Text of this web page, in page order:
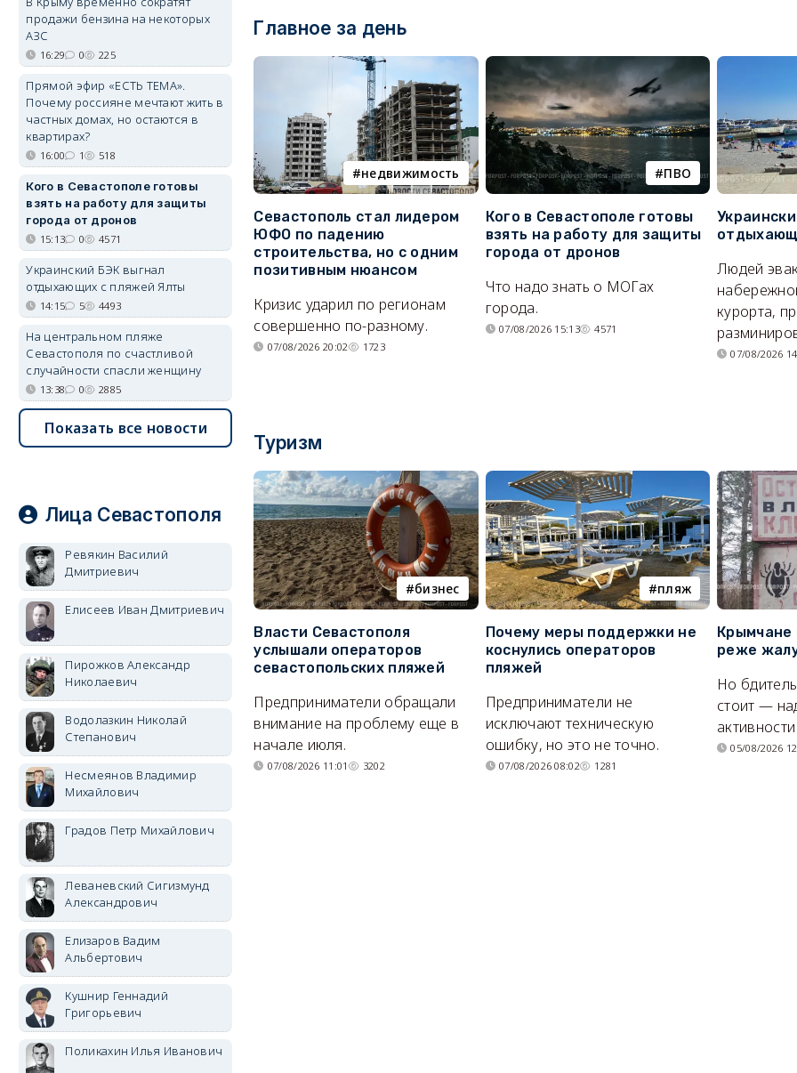
Главное за день
недвижимость
Севастополь стал лидером
ЮФО по падению
строительства, но с одним
позитивным нюансом
Кризис ударил по регионам
совершенно по-разному.
07/08/2026 20:02 1723
ПВО
Кого в Севастополе готовы
взять на работу для защиты
города от дронов
Что надо знать о МОГах
города.
07/08/2026 15:13 4571
Людей
курорта,
07/08/2026
Туризм
бизнес
Власти Севастополя
услышали операторов
севастопольских пляжей
Предприниматели обращали
внимание на проблему еще в
начале июля.
07/08/2026 11:01 3202
пляж
Почему меры поддержки не
коснулись операторов
пляжей
Предприниматели не
исключают техническую
ошибку, но это не точно.
07/08/2026 08:02 1281
Крымчане
реже
Но
стоит —
05/08/2026
продажи бензина на некоторых
АЗС
16:29 0 225
Прямой эфир «ЕСТЬ ТЕМА».
Почему россияне мечтают жить в
частных домах, но остаются в
квартирах?
16:00 1 518
Кого в Севастополе готовы
взять на работу для защиты
города от дронов
15:13 0 4571
Украинский БЭК выгнал
отдыхающих с пляжей Ялты
14:15 5 4493
На центральном пляже
Севастополя по счастливой
случайности спасли женщину
13:38 0 2885
Показать все новости
Лица Севастополя
Ревякин Василий
Дмитриевич
Елисеев Иван Дмитриевич
Пирожков Александр
Николаевич
Водолазкин Николай
Степанович
Несмеянов Владимир
Михайлович
Градов Петр Михайлович
Леваневский Сигизмунд
Александрович
Елизаров Вадим
Альбертович
Кушнир Геннадий
Григорьевич
Поликахин Илья Иванович